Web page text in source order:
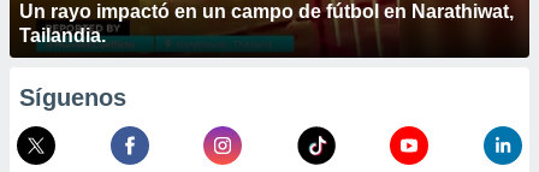
Un rayo impactó en un campo de fútbol en Narathiwat,
Tailandia.
Síguenos